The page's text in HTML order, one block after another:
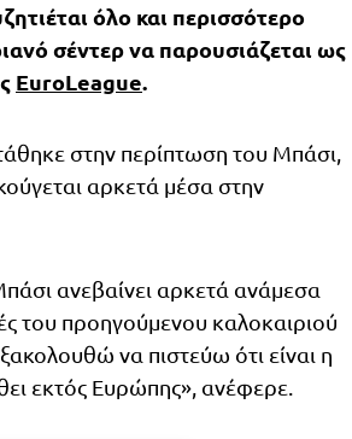
όλο και περισσότερο
σέντερ να παρουσιάζεται ως
EuroLeague.
στην περίπτωση του Μπάσι,
αρκετά μέσα στην
ανεβαίνει αρκετά ανάμεσα
του προηγούμενου καλοκαιριού
να πιστεύω ότι είναι η
εκτός Ευρώπης», ανέφερε.